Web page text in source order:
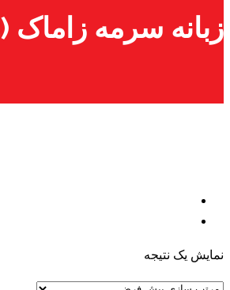
زبانه سرمه زاماک (ZSK-Z05) GEVISS
نمایش یک نتیجه